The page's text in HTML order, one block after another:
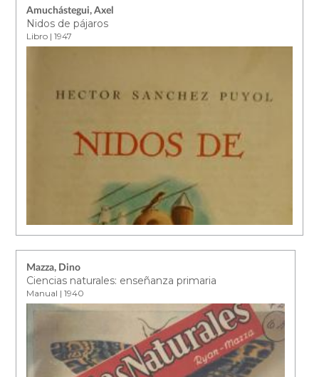
Amuchástegui, Axel
Nidos de pájaros
Libro | 1947
Mazza, Dino
Ciencias naturales: enseñanza primaria
Manual | 1940